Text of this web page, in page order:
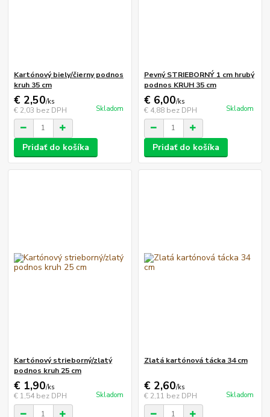
Kartónový biely/čierny podnos
kruh 35 cm
€ 2,50/ks
€ 2,03 bez DPH Skladom
Pridať do košíka
Pevný STRIEBORNÝ 1 cm hrubý
podnos KRUH 35 cm
€ 6,00/ks
€ 4,88 bez DPH Skladom
Pridať do košíka
Kartónový strieborný/zlatý
podnos kruh 25 cm
€ 1,90/ks
€ 1,54 bez DPH Skladom
Zlatá kartónová tácka 34 cm
€ 2,60/ks
€ 2,11 bez DPH Skladom